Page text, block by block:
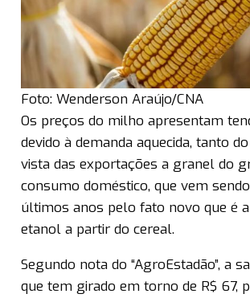
Foto: Wenderson Araújo/CNA
Os preços do milho apresentam
devido à demanda aquecida, tanto
vista das exportações a granel do
consumo doméstico, que vem
últimos anos pelo fato novo que é
etanol a partir do cereal.
Segundo nota do “AgroEstadão”, a
que tem girado em torno de R$ 67,